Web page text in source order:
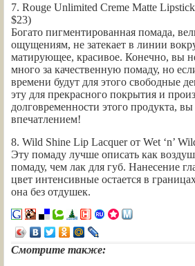
7. Rouge Unlimited Creme Matte
$23)
Богато пигментированная помада,
ощущениям, не затекает в линии
матирующее, красивое. Конечно, вы
много за качественную помаду, но
времени будут для этого свободные
эту для прекрасного покрытия и
долговременности этого продукта,
впечатлением!
8. Wild Shine Lip Lacquer от Wet ‘n’
Эту помаду лучше описать как
помаду, чем лак для губ. Нанесение
цвет интенсивные остается в
она без отдушек.
Смотрите также: